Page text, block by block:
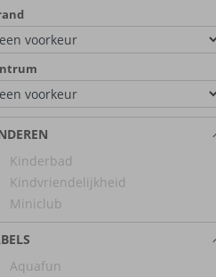
Kinderbad
Kindvriendelijkheid
Miniclub
Aquafun